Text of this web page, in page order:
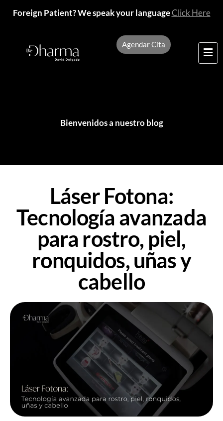
Foreign Patient? We speak your languageClick Here
Agendar Cita
Bienvenidos a nuestro blog
Láser Fotona:
Tecnología avanzada
para rostro, piel,
ronquidos, uñas y
cabello